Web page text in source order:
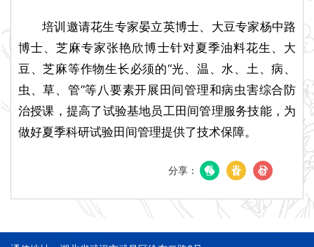
培训邀请花生专家晏立英博士、大豆专家杨中路
博士、芝麻专家张艳欣博士针对夏季油料花生、大
豆、芝麻等作物生长必须的“光、温、水、土、病、
虫、草、管”等八要素开展田间管理和病虫害综合防
治授课，提高了试验基地员工田间管理服务技能，为
做好夏季科研试验田间管理提供了技术保障。
分享：